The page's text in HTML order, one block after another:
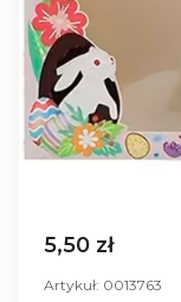
5,50 zł
Artykuł: 0013763